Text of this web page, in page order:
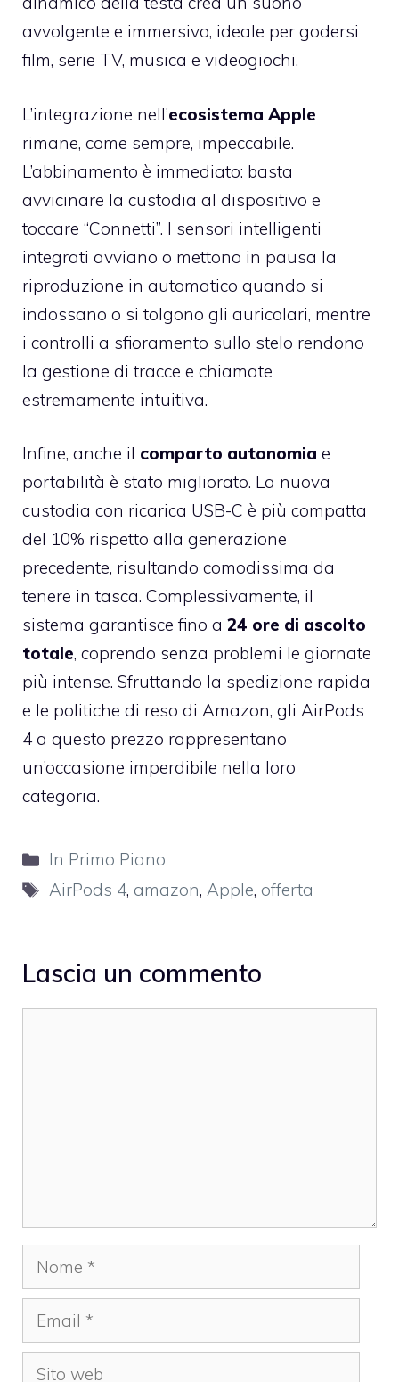
avvolgente e immersivo, ideale per godersi
film, serie TV, musica e videogiochi.
L’integrazione nell’ecosistema Apple
rimane, come sempre, impeccabile.
L’abbinamento è immediato: basta
avvicinare la custodia al dispositivo e
toccare “Connetti”. I sensori intelligenti
integrati avviano o mettono in pausa la
riproduzione in automatico quando si
indossano o si tolgono gli auricolari, mentre
i controlli a sfioramento sullo stelo rendono
la gestione di tracce e chiamate
estremamente intuitiva.
Infine, anche il comparto autonomia e
portabilità è stato migliorato. La nuova
custodia con ricarica USB-C è più compatta
del 10% rispetto alla generazione
precedente, risultando comodissima da
tenere in tasca. Complessivamente, il
sistema garantisce fino a 24 ore di ascolto
totale, coprendo senza problemi le giornate
più intense. Sfruttando la spedizione rapida
e le politiche di reso di Amazon, gli AirPods
4 a questo prezzo rappresentano
un’occasione imperdibile nella loro
categoria.
Categorie
In Primo Piano
Tag
AirPods 4, amazon,Apple, offerta
Lascia un commento
Nome
Email
Sito